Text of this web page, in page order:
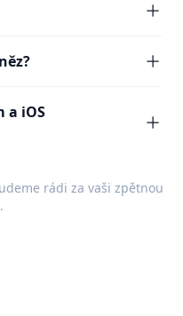
a iOS
rádi za vaši zpětnou
.